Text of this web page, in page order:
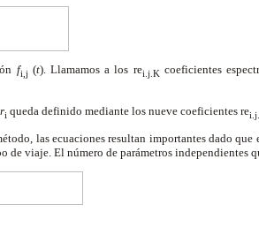
fi,j (t). Llamamos a los rei.j.K coeficientes
ri queda definido mediante los nueve coeficientes re
las ecuaciones resultan importantes dado
de viaje. El número de parámetros independientes